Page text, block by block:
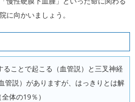
に向かいましょう。
ことで起こる（血管説）と三叉神経
管説）がありますが、はっきりとは解
体の19％）